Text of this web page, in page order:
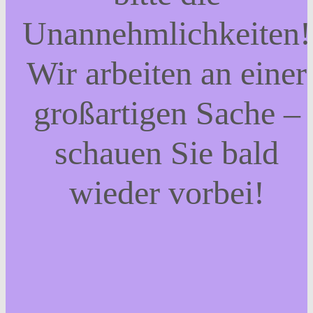
Unannehmlichkeiten!
Wir arbeiten an einer
großartigen Sache –
schauen Sie bald
wieder vorbei!